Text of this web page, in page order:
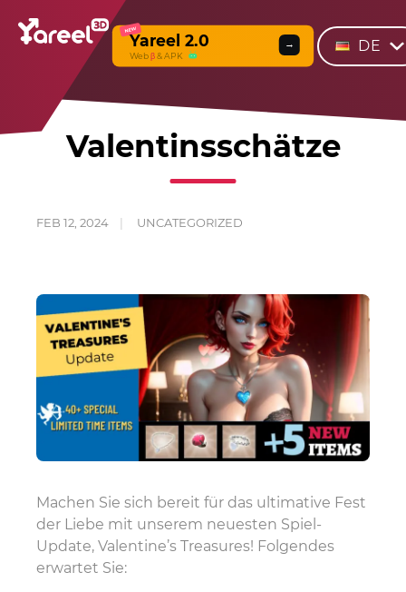
NEW
Yareel 2.0
Webβ & APK
→ DE
Valentinsschätze
FEB 12, 2024 UNCATEGORIZED
Machen Sie sich bereit für das ultimative Fest
der Liebe mit unserem neuesten Spiel-
Update, Valentine’s Treasures! Folgendes
erwartet Sie: